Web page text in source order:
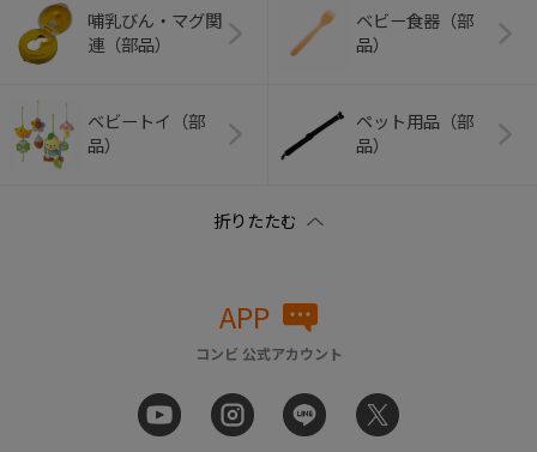
哺乳びん・マグ関
連（部品）
ベビー食器（部
品）
ベビートイ（部
品）
ペット用品（部
品）
APP
コンビ 公式アカウント